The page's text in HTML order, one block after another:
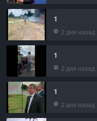
1
2 дня назад
1
2 дня назад
1
2 дня назад